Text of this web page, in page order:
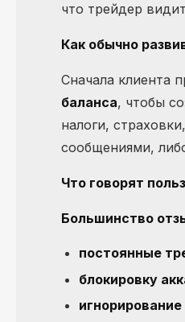
что трейдер
Как обычно
Сначала клиента
баланса, чтобы
налоги,
сообщениями,
Что говорят
Большинство
постоянные
блокировку